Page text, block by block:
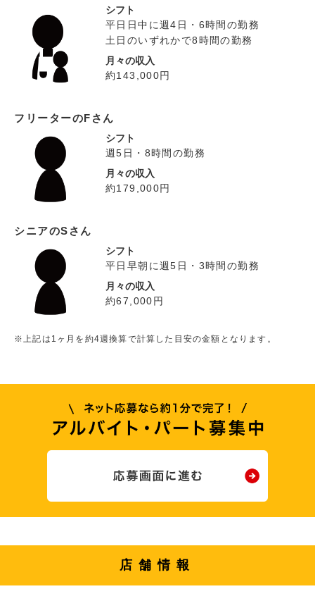
シフト
平日日中に週4日・6時間の勤務
土日のいずれかで8時間の勤務
月々の収入
約143,000円
フリーターのFさん
シフト
週5日・8時間の勤務
月々の収入
約179,000円
シニアのSさん
シフト
平日早朝に週5日・3時間の勤務
月々の収入
約67,000円
※上記は1ヶ月を約4週換算で計算した目安の金額となります。
店舗情報